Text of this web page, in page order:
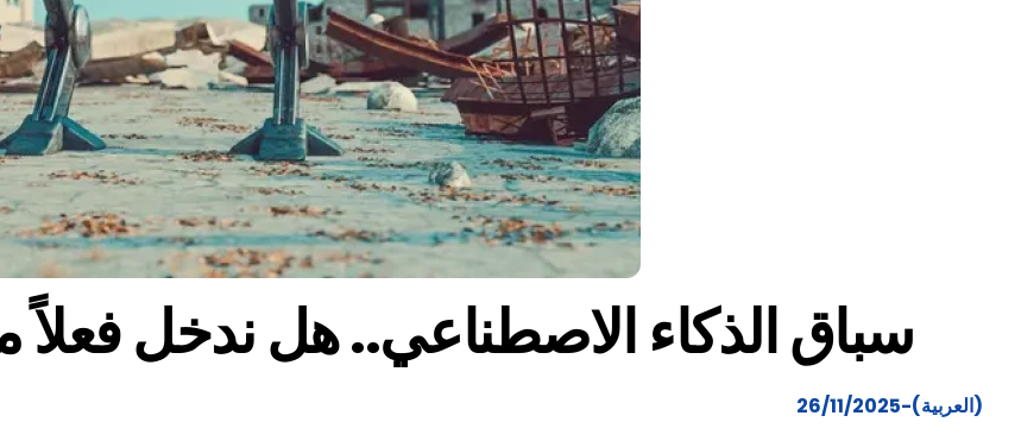
سباق الذكاء الاصطناعي.. هل ندخل فعلاً
(العربية)-26/11/2025